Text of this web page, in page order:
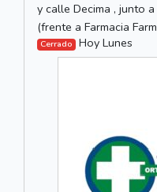
y calle Decima , junto
(frente a Farmacia
Cerrado Hoy Lunes